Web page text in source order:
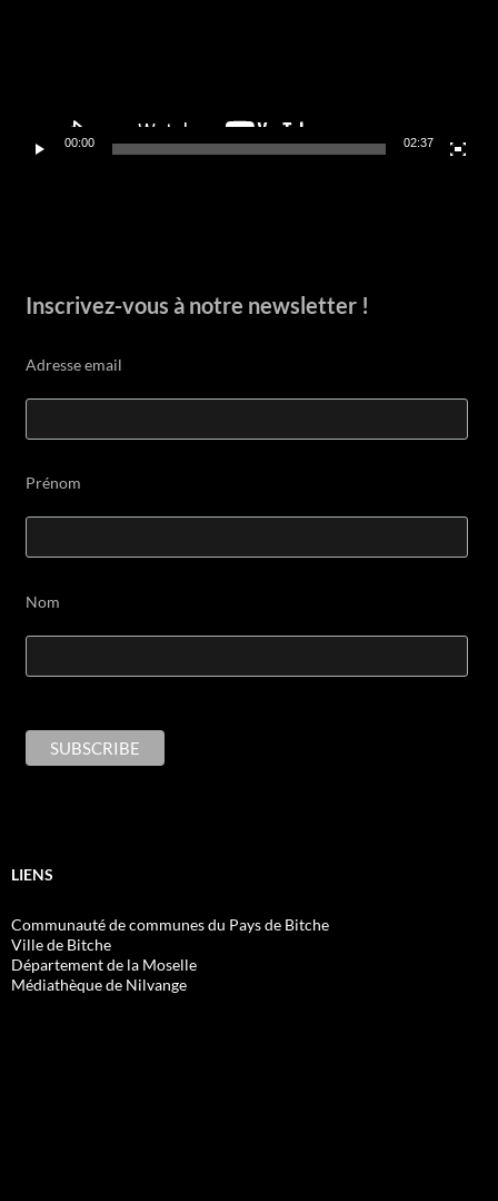
00:00 02:37
Inscrivez-vous à notre newsletter !
Adresse email
Prénom
Nom
LIENS
Communauté de communes du Pays de Bitche
Ville de Bitche
Département de la Moselle
Médiathèque de Nilvange